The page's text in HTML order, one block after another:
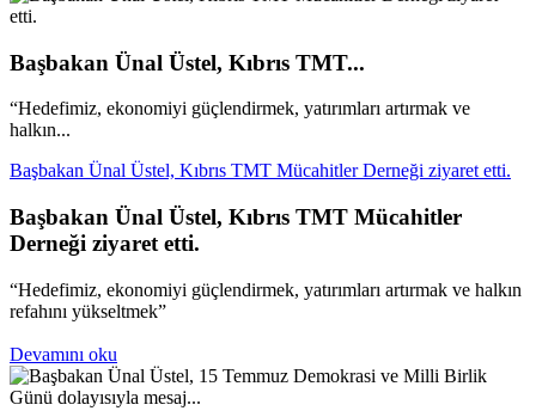
Başbakan Ünal Üstel, Kıbrıs TMT...
“Hedefimiz, ekonomiyi güçlendirmek, yatırımları artırmak ve
halkın...
Başbakan Ünal Üstel, Kıbrıs TMT Mücahitler Derneği ziyaret etti.
Başbakan Ünal Üstel, Kıbrıs TMT Mücahitler
Derneği ziyaret etti.
“Hedefimiz, ekonomiyi güçlendirmek, yatırımları artırmak ve halkın
refahını yükseltmek”
Devamını oku